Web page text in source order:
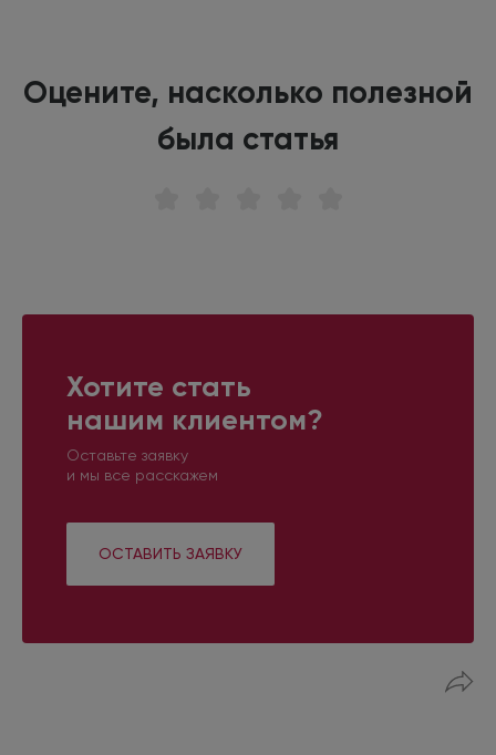
Оцените, насколько полезной
была статья
Хотите стать
нашим клиентом?
Оставьте заявку
и мы все расскажем
ОСТАВИТЬ ЗАЯВКУ